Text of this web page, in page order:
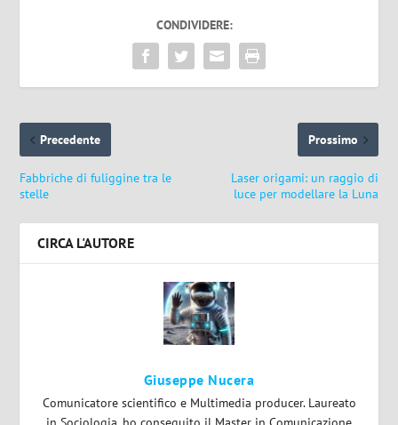
CONDIVIDERE:
Precedente
Fabbriche di fuliggine tra le
stelle
Prossimo
Laser origami: un raggio di
luce per modellare la Luna
CIRCA L'AUTORE
Giuseppe Nucera
Comunicatore scientifico e Multimedia producer. Laureato